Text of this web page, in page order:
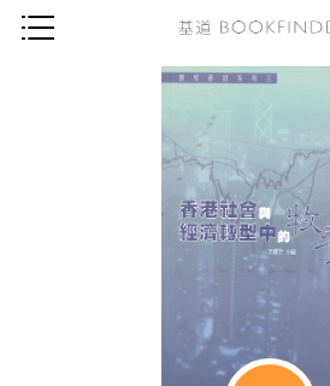
神學／教義
讀經／研經
信仰入門